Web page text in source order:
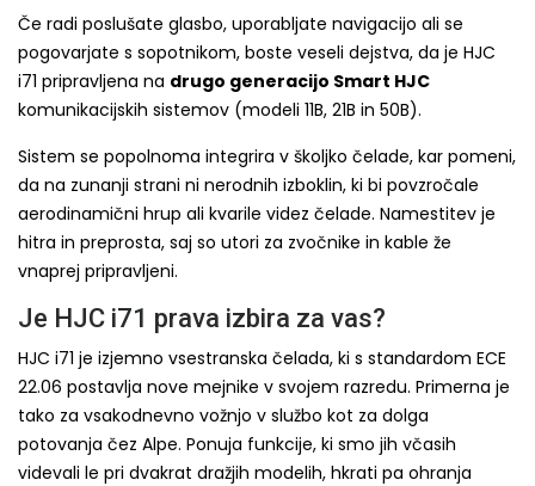
Če radi poslušate glasbo, uporabljate navigacijo ali se
pogovarjate s sopotnikom, boste veseli dejstva, da je HJC
i71 pripravljena na drugo generacijo Smart HJC
komunikacijskih sistemov (modeli 11B, 21B in 50B).
Sistem se popolnoma integrira v školjko čelade, kar pomeni,
da na zunanji strani ni nerodnih izboklin, ki bi povzročale
aerodinamični hrup ali kvarile videz čelade. Namestitev je
hitra in preprosta, saj so utori za zvočnike in kable že
vnaprej pripravljeni.
Je HJC i71 prava izbira za vas?
HJC i71 je izjemno vsestranska čelada, ki s standardom ECE
22.06 postavlja nove mejnike v svojem razredu. Primerna je
tako za vsakodnevno vožnjo v službo kot za dolga
potovanja čez Alpe. Ponuja funkcije, ki smo jih včasih
videvali le pri dvakrat dražjih modelih, hkrati pa ohranja